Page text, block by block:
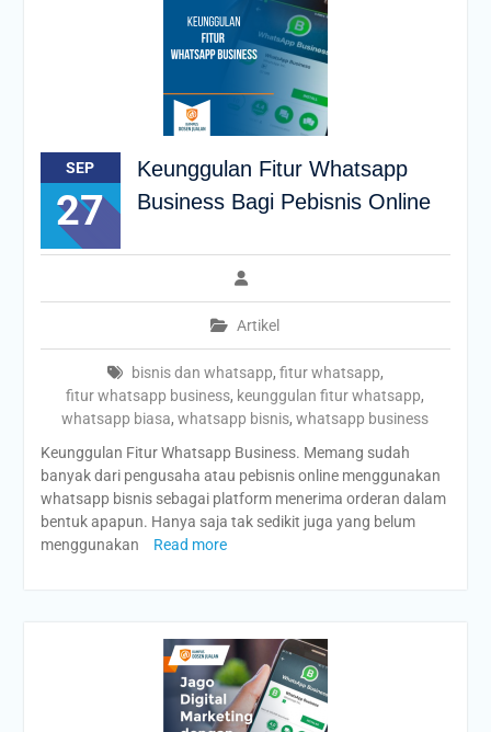
SEP
27
Keunggulan Fitur Whatsapp
Business Bagi Pebisnis Online
Artikel
bisnis dan whatsapp, fitur whatsapp,
fitur whatsapp business, keunggulan fitur whatsapp,
whatsapp biasa,whatsapp bisnis,whatsapp business
Keunggulan Fitur Whatsapp Business. Memang sudah
banyak dari pengusaha atau pebisnis online menggunakan
whatsapp bisnis sebagai platform menerima orderan dalam
bentuk apapun. Hanya saja tak sedikit juga yang belum
menggunakan
Read more